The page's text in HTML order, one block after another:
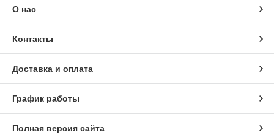
О нас
Контакты
Доставка и оплата
График работы
Полная версия сайта